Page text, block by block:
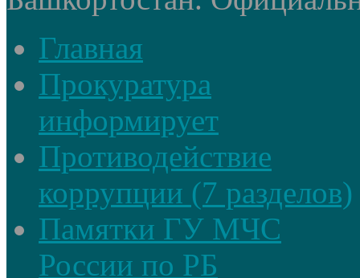
Главная
Прокуратура
информирует
Противодействие
коррупции (7 разделов)
Памятки ГУ МЧС
России по РБ